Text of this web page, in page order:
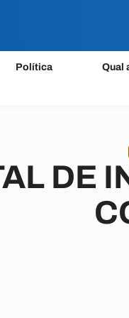
Política Qual
DE